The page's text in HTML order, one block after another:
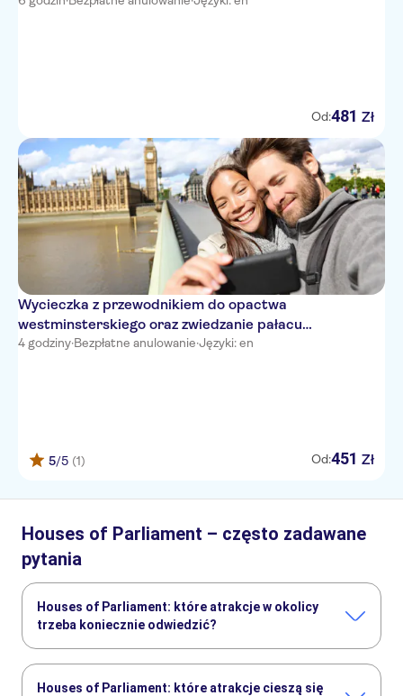
Od:481 Zł
Wycieczka z przewodnikiem do opactwa
westminsterskiego oraz zwiedzanie pałacu
westminsterskiego z zewnątrz
4 godziny·Bezpłatne anulowanie·Języki: en
5/5 (1) Od:451 Zł
Houses of Parliament – często zadawane
pytania
Houses of Parliament: które atrakcje w okolicy
trzeba koniecznie odwiedzić?
Houses of Parliament: które atrakcje cieszą się